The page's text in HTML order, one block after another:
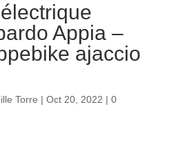
Appia –
ajaccio
Torre | Oct 20, 2022 | 0